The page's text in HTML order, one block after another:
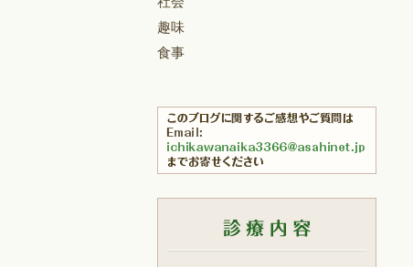
趣味
食事